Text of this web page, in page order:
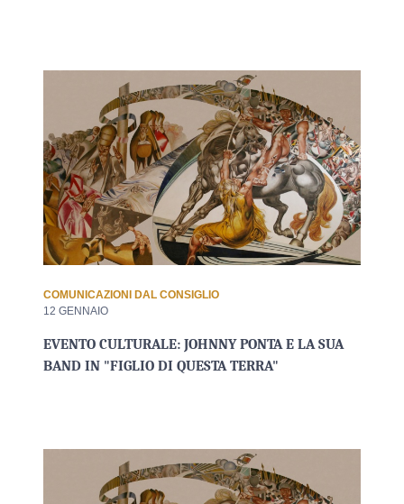
COMUNICAZIONI DAL CONSIGLIO
12 GENNAIO
EVENTO CULTURALE: JOHNNY PONTA E LA SUA
BAND IN "FIGLIO DI QUESTA TERRA"